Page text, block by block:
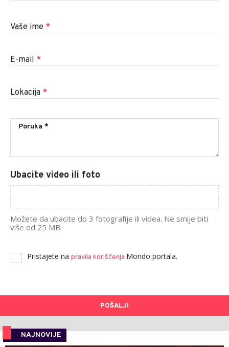
Vaše ime *
E-mail *
Lokacija *
Ubacite video ili foto
Možete da ubacite do 3 fotografije ili videa. Ne smije biti
više od 25 MB.
Pristajete na pravila korišćenja Mondo portala.
POŠALJI
NAJNOVIJE